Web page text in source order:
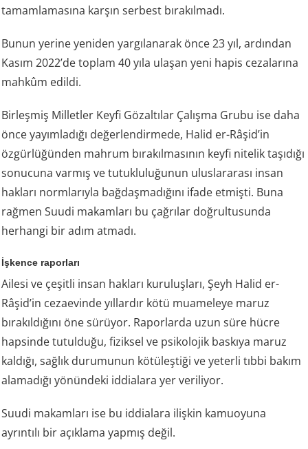
tamamlamasına karşın serbest bırakılmadı.
Bunun yerine yeniden yargılanarak önce 23 yıl, ardından
Kasım 2022’de toplam 40 yıla ulaşan yeni hapis cezalarına
mahkûm edildi.
Birleşmiş Milletler Keyfi Gözaltılar Çalışma Grubu ise daha
önce yayımladığı değerlendirmede, Halid er-Râşid’in
özgürlüğünden mahrum bırakılmasının keyfi nitelik taşıdığı
sonucuna varmış ve tutukluluğunun uluslararası insan
hakları normlarıyla bağdaşmadığını ifade etmişti. Buna
rağmen Suudi makamları bu çağrılar doğrultusunda
herhangi bir adım atmadı.
İşkence raporları
Ailesi ve çeşitli insan hakları kuruluşları, Şeyh Halid er-
Râşid’in cezaevinde yıllardır kötü muameleye maruz
bırakıldığını öne sürüyor. Raporlarda uzun süre hücre
hapsinde tutulduğu, fiziksel ve psikolojik baskıya maruz
kaldığı, sağlık durumunun kötüleştiği ve yeterli tıbbi bakım
alamadığı yönündeki iddialara yer veriliyor.
Suudi makamları ise bu iddialara ilişkin kamuoyuna
ayrıntılı bir açıklama yapmış değil.